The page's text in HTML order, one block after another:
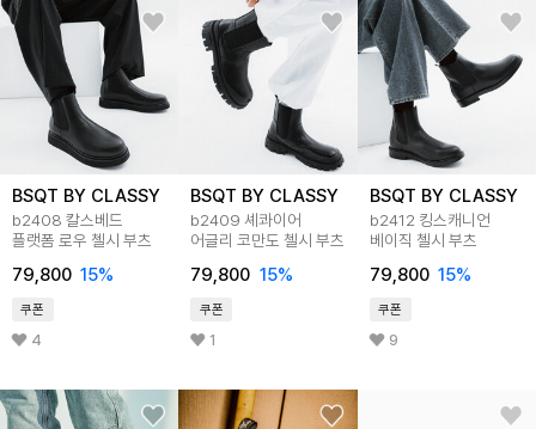
BSQT BY CLASSY
b2408 칼스베드
플랫폼 로우 첼시 부츠
79,800 15%
쿠폰
4
BSQT BY CLASSY
b2409 셰콰이어
어글리 코만도 첼시 부츠
79,800 15%
쿠폰
1
BSQT BY CLASSY
b2412 킹스캐니언
베이직 첼시 부츠
79,800 15%
쿠폰
9